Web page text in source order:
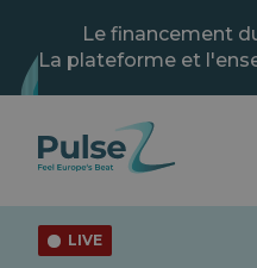
main
content
Le financement
La plateforme et
LIVE